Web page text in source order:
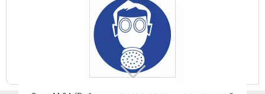
Знак М-04 (Работать в средствах индивидуальной
защиты органов дыхания)